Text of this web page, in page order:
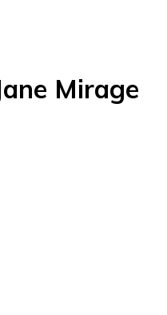
Mirage